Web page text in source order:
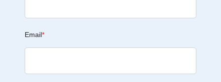
Email*